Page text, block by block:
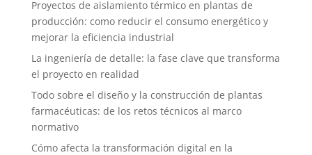
Proyectos de aislamiento térmico en plantas de
producción: como reducir el consumo energético y
mejorar la eficiencia industrial
La ingeniería de detalle: la fase clave que transforma
el proyecto en realidad
Todo sobre el diseño y la construcción de plantas
farmacéuticas: de los retos técnicos al marco
normativo
Cómo afecta la transformación digital en la